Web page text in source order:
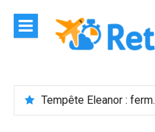
contenu
Tempête